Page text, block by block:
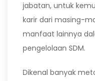
jabatan, untuk
karir dari masing-
manfaat lainnya
pengelolaan SDM.
Dikenal banyak